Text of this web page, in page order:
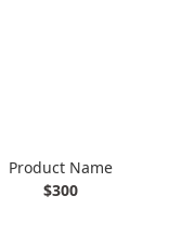
Product Name
$300